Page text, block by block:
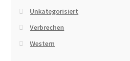
Unkategorisiert
Verbrechen
Western